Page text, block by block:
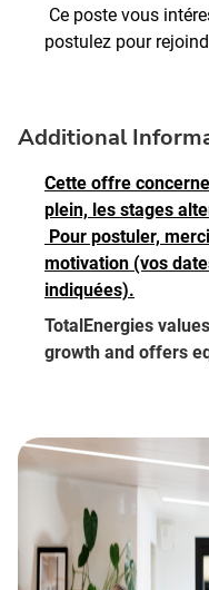
Ce poste vous
postulez pour
Additional
Cette offre
plein, les stages
Pour postuler,
motivation (vos
indiquées).
TotalEnergies
growth and offers